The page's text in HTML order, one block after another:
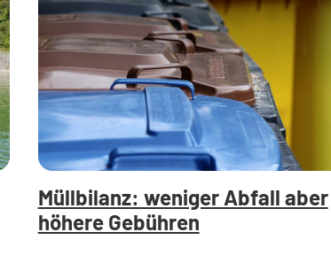
Müllbilanz: weniger Abfall aber
höhere Gebühren